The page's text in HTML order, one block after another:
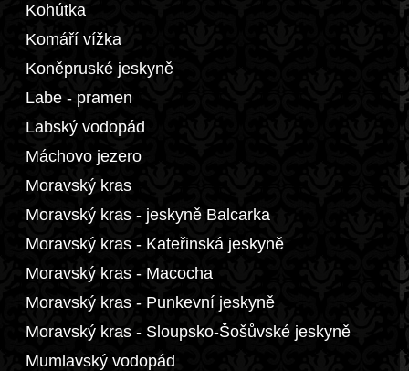
Kohútka
Komáří vížka
Koněpruské jeskyně
Labe - pramen
Labský vodopád
Máchovo jezero
Moravský kras
Moravský kras - jeskyně Balcarka
Moravský kras - Kateřinská jeskyně
Moravský kras - Macocha
Moravský kras - Punkevní jeskyně
Moravský kras - Sloupsko-Šošůvské jeskyně
Mumlavský vodopád